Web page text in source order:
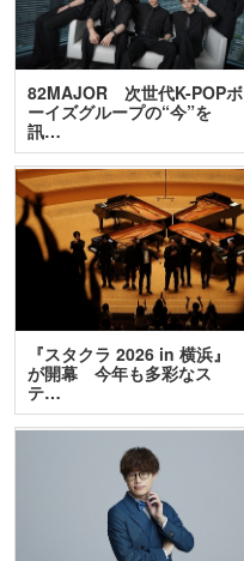
82MAJOR 次世代K-POPボ
ーイズグループの“今”を
訊…
『スタクラ 2026 in 横浜』
が開幕 今年も多彩なス
テ…